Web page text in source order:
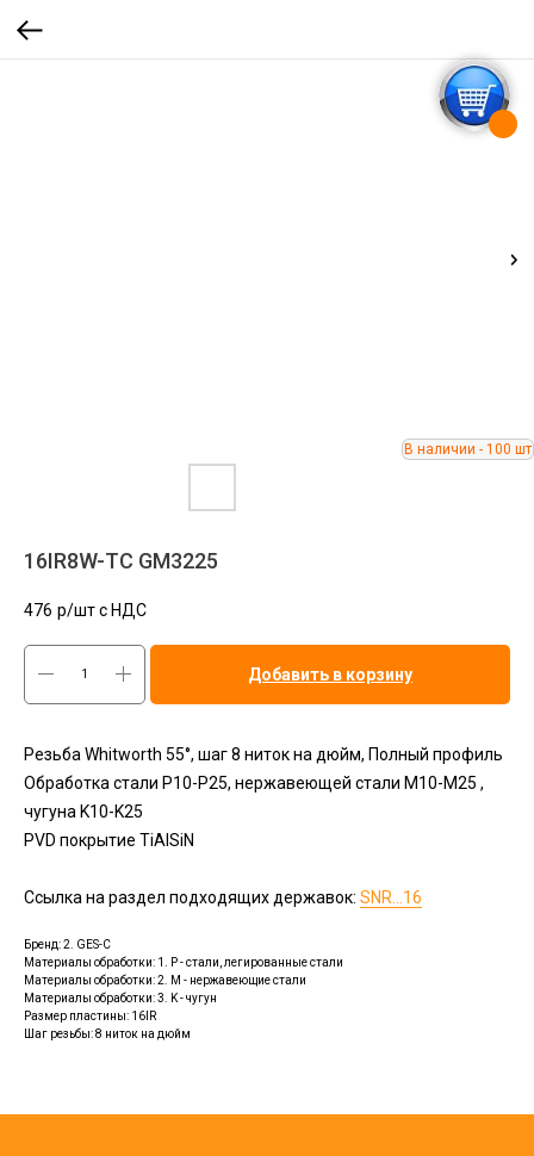
16IR8W-TC GM3225
476 р/шт c НДС
Добавить в корзину
Резьба Whitworth 55°, шаг 8 ниток на дюйм, Полный профиль
Обработка стали P10-P25, нержавеющей стали M10-M25 ,
чугуна K10-K25
PVD покрытие TiAlSiN
Ссылка на раздел подходящих державок: SNR...16
Бренд: 2. GES-C
Материалы обработки: 1. P - стали, легированные стали
Материалы обработки: 2. M - нержавеющие стали
Материалы обработки: 3. K - чугун
Размер пластины: 16IR
Шаг резьбы: 8 ниток на дюйм